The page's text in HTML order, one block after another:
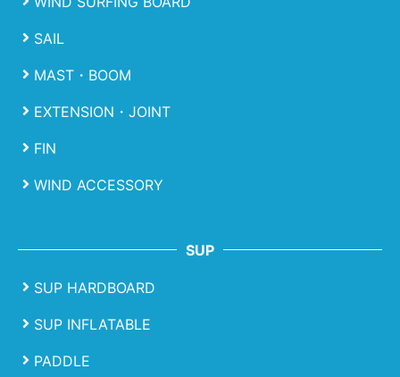
SAIL
MAST・BOOM
EXTENSION・JOINT
FIN
WIND ACCESSORY
SUP
SUP HARDBOARD
SUP INFLATABLE
PADDLE